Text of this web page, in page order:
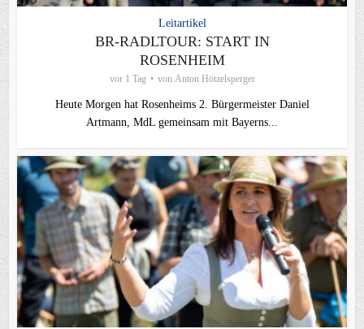
Leitartikel
BR-RADLTOUR: START IN
ROSENHEIM
vor 1 Tag von Anton Hötzelsperger
Heute Morgen hat Rosenheims 2. Bürgermeister Daniel
Artmann, MdL gemeinsam mit Bayerns...